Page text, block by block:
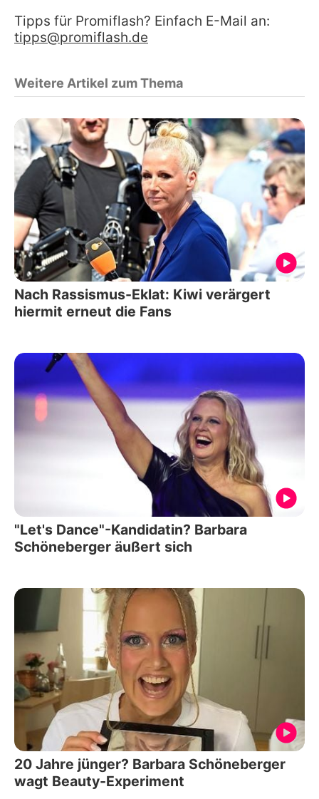
Tipps für Promiflash? Einfach E-Mail an:
tipps@promiflash.de
Weitere Artikel zum Thema
Nach Rassismus-Eklat: Kiwi verärgert
hiermit erneut die Fans
"Let's Dance"-Kandidatin? Barbara
Schöneberger äußert sich
20 Jahre jünger? Barbara Schöneberger
wagt Beauty-Experiment